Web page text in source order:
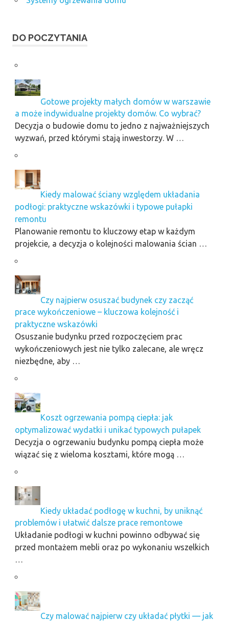
DO POCZYTANIA
Gotowe projekty małych domów w warszawie
a może indywidualne projekty domów. Co wybrać?
Decyzja o budowie domu to jedno z najważniejszych
wyzwań, przed którymi stają inwestorzy. W …
Kiedy malować ściany względem układania
podłogi: praktyczne wskazówki i typowe pułapki
remontu
Planowanie remontu to kluczowy etap w każdym
projekcie, a decyzja o kolejności malowania ścian …
Czy najpierw osuszać budynek czy zacząć
prace wykończeniowe – kluczowa kolejność i
praktyczne wskazówki
Osuszanie budynku przed rozpoczęciem prac
wykończeniowych jest nie tylko zalecane, ale wręcz
niezbędne, aby …
Koszt ogrzewania pompą ciepła: jak
optymalizować wydatki i unikać typowych pułapek
Decyzja o ogrzewaniu budynku pompą ciepła może
wiązać się z wieloma kosztami, które mogą …
Kiedy układać podłogę w kuchni, by uniknąć
problemów i ułatwić dalsze prace remontowe
Układanie podłogi w kuchni powinno odbywać się
przed montażem mebli oraz po wykonaniu wszelkich
…
Czy malować najpierw czy układać płytki — jak